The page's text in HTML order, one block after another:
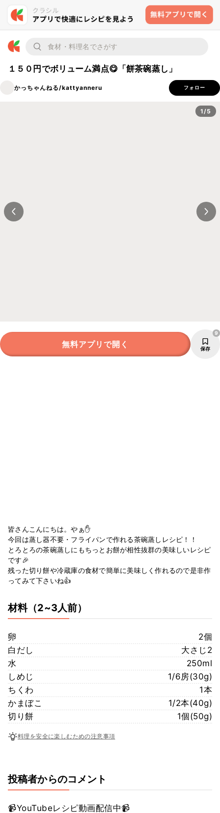
１５０円でボリューム満点😋「餅茶碗蒸し」
かっちゃんねる/kattyanneru フォロー
1/5
無料アプリで開く 保存
9
皆さんこんにちは。やぁ✋
今回は蒸し器不要・フライパンで作れる茶碗蒸しレシピ！！
とろとろの茶碗蒸しにもちっとお餅が相性抜群の美味しいレシピ
です🎉
残った切り餅や冷蔵庫の食材で簡単に美味しく作れるので是非作
ってみて下さいね👍
材料（2~3人前）
卵
2個
白だし
大さじ2
水
250ml
しめじ
1/6房(30g)
ちくわ
1本
かまぼこ
1/2本(40g)
切り餅
1個(50g)
料理を安全に楽しむための注意事項
投稿者からのコメント
📹YouTubeレシピ動画配信中📹